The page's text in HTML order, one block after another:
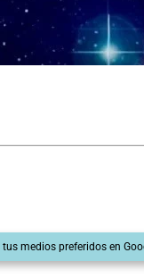
medios preferidos en